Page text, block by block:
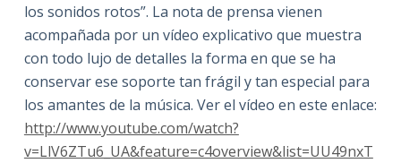
los sonidos rotos”. La nota de prensa vienen
acompañada por un vídeo explicativo que muestra
con todo lujo de detalles la forma en que se ha
conservar ese soporte tan frágil y tan especial para
los amantes de la música. Ver el vídeo en este enlace:
http://www.youtube.com/watch?
v=LlV6ZTu6_UA&feature=c4overview&list=UU49nxT